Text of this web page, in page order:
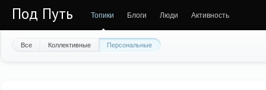
Под Путь Топики Блоги Люди Активность
Все Коллективные Персональные